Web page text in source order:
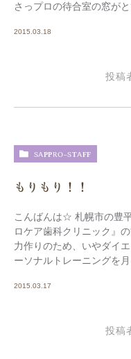
さっプロの待合室の窓が
2015.03.18
投稿
SAPPRO-STAFF
もりもり！！
こんばんは☆ 札幌市の豊
ロケア歯科クリニック』
力作りのため、いやダイ
ーソナルトレーニングを
2015.03.17
投稿